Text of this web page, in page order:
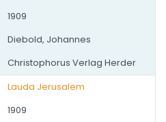
1909
Diebold, Johannes
Christophorus Verlag Herder
Lauda Jerusalem
1909